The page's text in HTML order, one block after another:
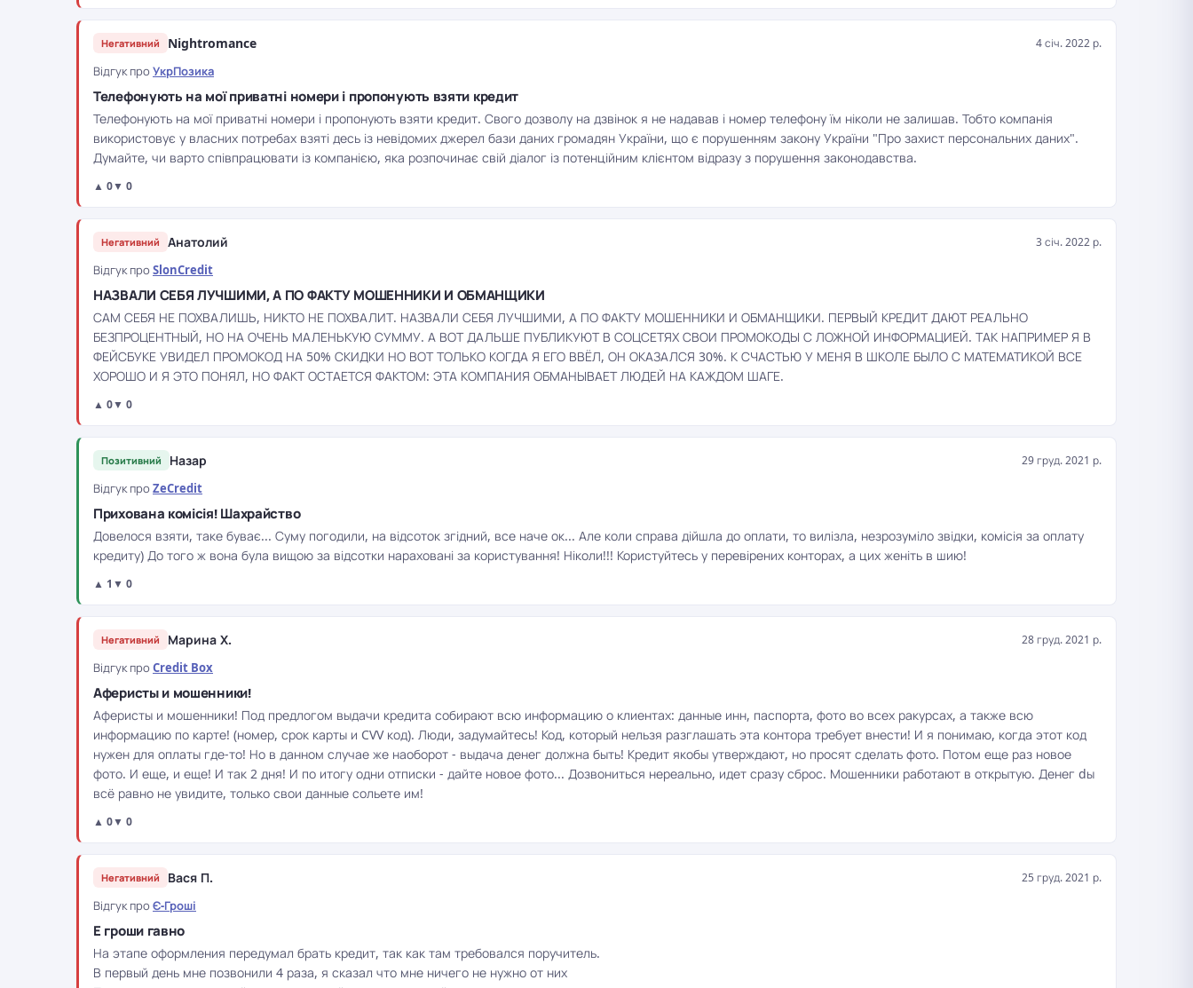
Негативний Nightromance 4 січ. 2022 р.
Відгук проУкрПозика
Телефонують на мої приватні номери і пропонують взяти кредит
Телефонують на мої приватні номери і пропонують взяти кредит. Свого дозволу на дзвінок я не надавав і номер телефону їм ніколи не залишав. Тобто компанія
використовує у власних потребах взяті десь із невідомих джерел бази даних громадян України, що є порушенням закону України "Про захист персональних даних".
Думайте, чи варто співпрацювати із компанією, яка розпочинає свій діалог із потенційним клієнтом відразу з порушення законодавства.
▲ 0▼ 0
Негативний Анатолий 3 січ. 2022 р.
Відгук проSlonCredit
НАЗВАЛИ СЕБЯ ЛУЧШИМИ, А ПО ФАКТУ МОШЕННИКИ И ОБМАНЩИКИ
САМ СЕБЯ НЕ ПОХВАЛИШЬ, НИКТО НЕ ПОХВАЛИТ. НАЗВАЛИ СЕБЯ ЛУЧШИМИ, А ПО ФАКТУ МОШЕННИКИ И ОБМАНЩИКИ. ПЕРВЫЙ КРЕДИТ ДАЮТ РЕАЛЬНО
БЕЗПРОЦЕНТНЫЙ, НО НА ОЧЕНЬ МАЛЕНЬКУЮ СУММУ. А ВОТ ДАЛЬШЕ ПУБЛИКУЮТ В СОЦСЕТЯХ СВОИ ПРОМОКОДЫ С ЛОЖНОЙ ИНФОРМАЦИЕЙ. ТАК НАПРИМЕР Я В
ФЕЙСБУКЕ УВИДЕЛ ПРОМОКОД НА 50% СКИДКИ НО ВОТ ТОЛЬКО КОГДА Я ЕГО ВВЁЛ, ОН ОКАЗАЛСЯ 30%. К СЧАСТЬЮ У МЕНЯ В ШКОЛЕ БЫЛО С МАТЕМАТИКОЙ ВСЕ
ХОРОШО И Я ЭТО ПОНЯЛ, НО ФАКТ ОСТАЕТСЯ ФАКТОМ: ЭТА КОМПАНИЯ ОБМАНЫВАЕТ ЛЮДЕЙ НА КАЖДОМ ШАГЕ.
▲ 0▼ 0
Позитивний Назар 29 груд. 2021 р.
Відгук проZeCredit
Прихована комісія! Шахрайство
Довелося взяти, таке буває... Суму погодили, на відсоток згідний, все наче ок... Але коли справа дійшла до оплати, то вилізла, незрозуміло звідки, комісія за оплату
кредиту) До того ж вона була вищою за відсотки нараховані за користування! Ніколи!!! Користуйтесь у перевірених конторах, а цих женіть в шию!
▲ 1 ▼ 0
Негативний Марина Х. 28 груд. 2021 р.
Відгук проCredit Box
Аферисты и мошенники!
Аферисты и мошенники! Под предлогом выдачи кредита собирают всю информацию о клиентах: данные инн, паспорта, фото во всех ракурсах, а также всю
информацию по карте! (номер, срок карты и CVV код). Люди, задумайтесь! Код, который нельзя разглашать эта контора требует внести! И я понимаю, когда этот код
нужен для оплаты где-то! Но в данном случае же наоборот - выдача денег должна быть! Кредит якобы утверждают, но просят сделать фото. Потом еще раз новое
фото. И еще, и еще! И так 2 дня! И по итогу одни отписки - дайте новое фото... Дозвониться нереально, идет сразу сброс. Мошенники работают в открытую. Денег dы
всё равно не увидите, только свои данные сольете им!
▲ 0▼ 0
Негативний Вася П. 25 груд. 2021 р.
Відгук проЄ-Гроші
Е гроши гавно
На этапе оформления передумал брать кредит, так как там требовался поручитель.
В первый день мне позвонили 4 раза, я сказал что мне ничего не нужно от них